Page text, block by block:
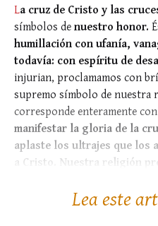
La cruz de Cristo y las
símbolos denuestro honor.
humillación con ufanía,
todavía: con espíritu de
injurian, proclamamos con
supremo símbolo de nuestra
corresponde enteramente
manifestar la gloria de la
aplaste los ultrajes que los
a Cristo. Nuestra religión
Lea este